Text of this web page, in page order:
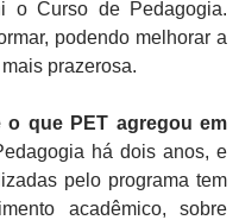
o Curso de Pedagogia.
podendo melhorar a
prazerosa.
o que PET agregou em
há dois anos, e
pelo programa tem
acadêmico, sobre